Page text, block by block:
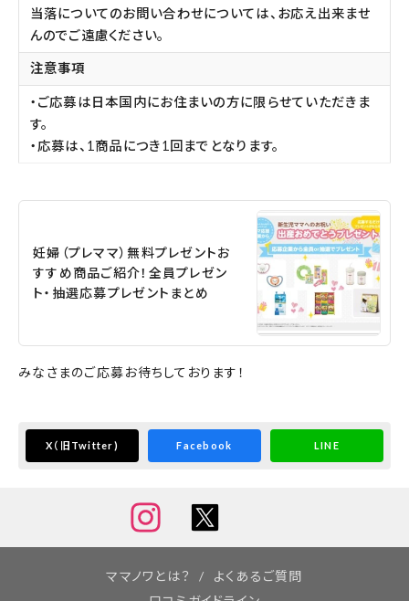
当落についてのお問い合わせについては、お応え出来ませ
んのでご遠慮ください。
注意事項
・ご応募は日本国内にお住まいの方に限らせていただきま
す。
・応募は、1商品につき1回までとなります。
妊婦（プレママ）無料プレゼントお
すすめ商品ご紹介！全員プレゼン
ト・抽選応募プレゼントまとめ
みなさまのご応募お待ちしております！
X （旧Twitter) Facebook LINE
ママノワとは？
よくあるご質問